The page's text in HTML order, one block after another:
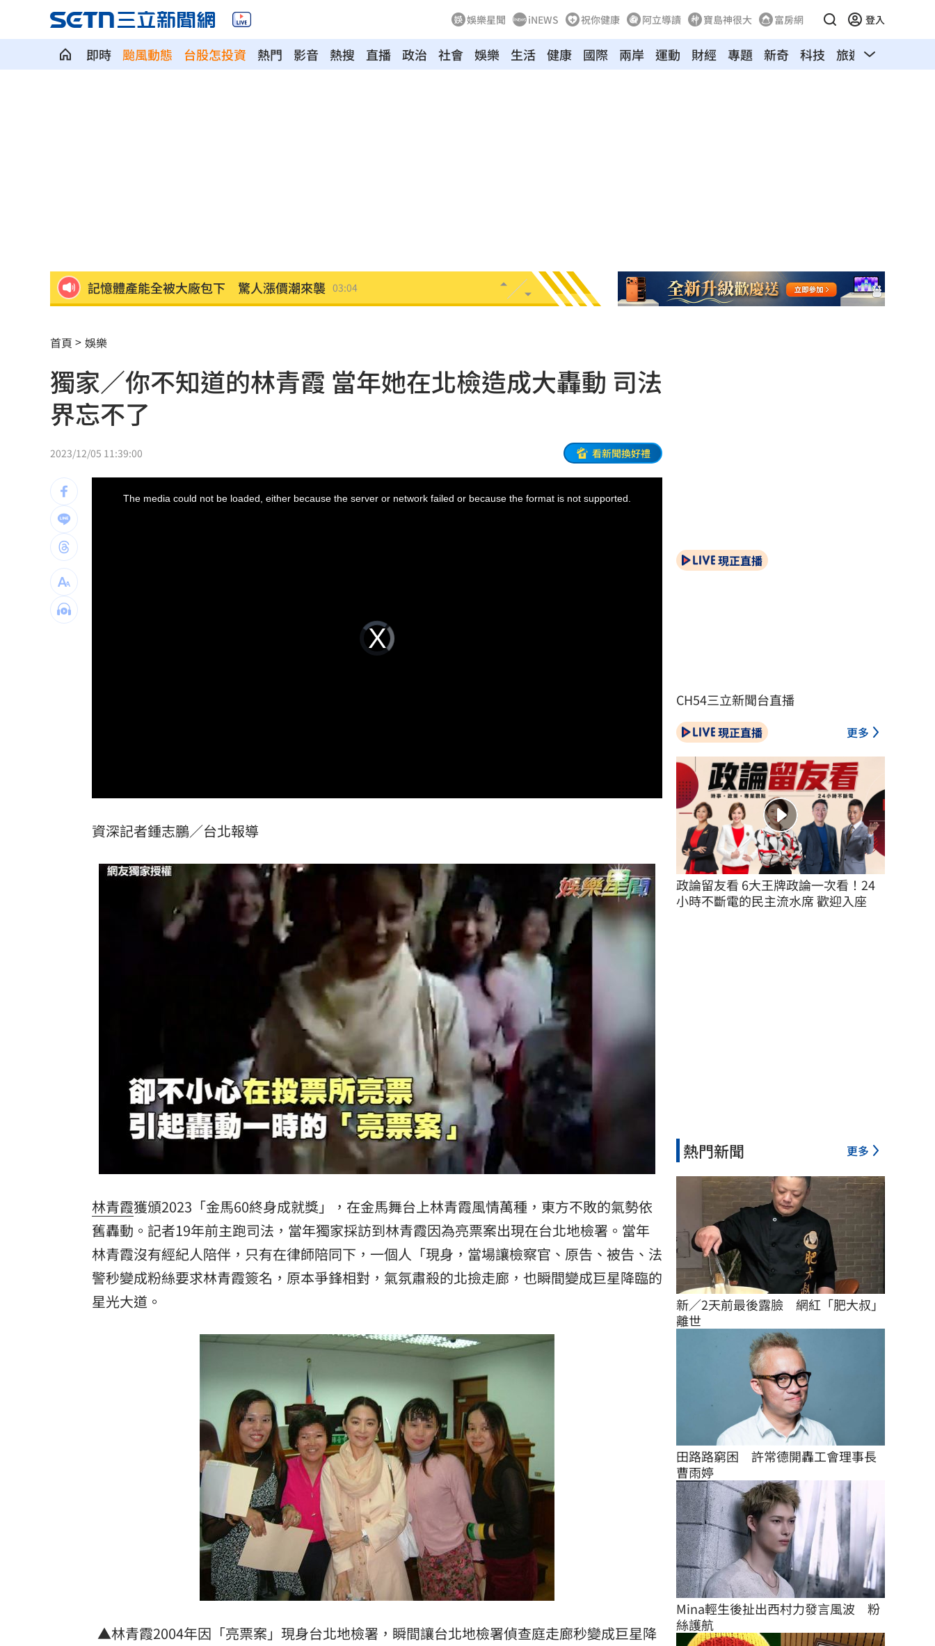
娛樂星聞 iNEWS 祝你健康 阿立導讀 寶島神很大 富房網 登入
即時 颱風動態 台股怎投資 熱門 影音 熱搜 直播 政治 社會 娛樂 生活 健康 國際 兩岸 運動 財經 專題 新奇 科技 旅遊 汽車
北美訂單補爆 聯發科小金雞EPS至27.12元 02:30
這大廠三支柱到位 全年EPS上看5.68元
慈濟買BNT被詐10億！藍昔嗆擋疫苗網朝聖 01:35
它躋身美禁令受惠者 上半年EPS衝2.58元
高溫重創雞蛋產量 最快要等到9月才回穩
7月營收寫同期次高 聯寶訂單看到2027年 01:20
LIVE三立+24小時直播 15:27
三立iNEWS新聞台線上直播 18:00
理想混蛋號召粉絲跨海追星吃美食！ 18:15
首頁 娛樂
獨家／你不知道的林青霞 當年她在北檢造成大轟動 司法
界忘不了
2023/12/05 11:39:00 看新聞換好禮
Video
Player
loading.
The media could not be loaded, either because the server or network failed or because the format is not supported.
資深記者鍾志鵬／台北報導
林青霞獲頒2023「金馬60終身成就獎」，在金馬舞台上林青霞風情萬種，東方不敗的氣勢依
舊轟動。記者19年前主跑司法，當年獨家採訪到林青霞因為亮票案出現在台北地檢署。當年
林青霞沒有經紀人陪伴，只有在律師陪同下，一個人「現身，當場讓檢察官、原告、被告、法
警秒變成粉絲要求林青霞簽名，原本爭鋒相對，氣氛肅殺的北撿走廊，也瞬間變成巨星降臨的
星光大道。
▲林青霞2004年因「亮票案」現身台北地檢署，瞬間讓台北地檢署偵查庭走廊秒變成巨星降
現正直播
CH54三立新聞台直播
現正直播 更多
政論留友看 6大王牌政論一次看！24
小時不斷電的民主流水席 歡迎入座
熱門新聞 更多
新／2天前最後露臉　網紅「肥大叔」
離世
田路路窮困　許常德開轟工會理事長
曹雨婷
Mina輕生後扯出西村力發言風波　粉
絲護航